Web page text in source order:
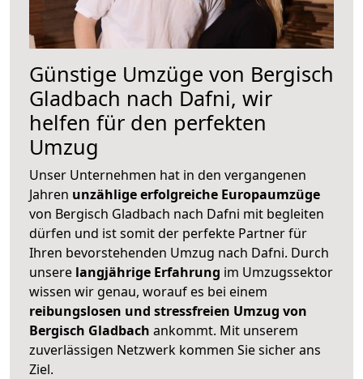
Günstige Umzüge von Bergisch
Gladbach nach Dafni, wir
helfen für den perfekten
Umzug
Unser Unternehmen hat in den vergangenen
Jahren unzählige erfolgreiche Europaumzüge
von Bergisch Gladbach nach Dafni mit begleiten
dürfen und ist somit der perfekte Partner für
Ihren bevorstehenden Umzug nach Dafni. Durch
unsere langjährige Erfahrung im Umzugssektor
wissen wir genau, worauf es bei einem
reibungslosen und stressfreien Umzug von
Bergisch Gladbach ankommt. Mit unserem
zuverlässigen Netzwerk kommen Sie sicher ans
Ziel.